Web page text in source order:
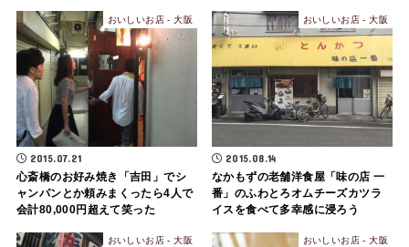
おいしいお店 - 大阪
2015.07.21
心斎橋のお好み焼き「吉田」でシ
ャンパンとか頼みまくったら4人で
会計80,000円超えて笑った
おいしいお店 - 大阪
2015.08.14
なかもずの老舗洋食屋「味の店 一
番」のふわとろオムチーズカツラ
イスを食べて多幸感に浸ろう
おいしいお店 - 大阪 おいしいお店 - 大阪